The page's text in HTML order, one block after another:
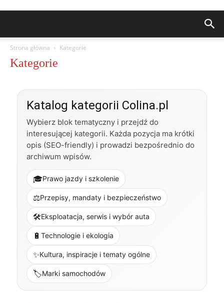
Strona główna Kategorie
Kategorie
Katalog kategorii Colina.pl
Wybierz blok tematyczny i przejdź do
interesującej kategorii. Każda pozycja ma krótki
opis (SEO-friendly) i prowadzi bezpośrednio do
archiwum wpisów.
🎓Prawo jazdy i szkolenie
⚖️Przepisy, mandaty i bezpieczeństwo
🛠️Eksploatacja, serwis i wybór auta
🔋 Technologie i ekologia
✨Kultura, inspiracje i tematy ogólne
🏷️Marki samochodów